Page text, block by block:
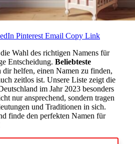
Pinterest Email Copy Link
Wahl des richtigen Namens für
Entscheidung. Beliebteste
dir helfen, einen Namen zu finden,
zeitlos ist. Unsere Liste zeigt die
im Jahr 2023 besonders
nur ansprechend, sondern tragen
und Traditionen in sich.
finde den perfekten Namen für